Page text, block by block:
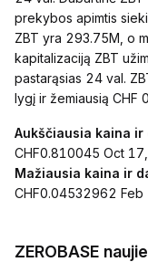
prekybos apimtis
ZBT yra 293.75M, o
kapitalizaciją ZBT
pastarąsias 24 val.
lygį ir žemiausią CHF
Aukščiausia kaina ir
CHF0.810045 Oct
Mažiausia kaina ir
CHF0.04532962
ZEROBASE